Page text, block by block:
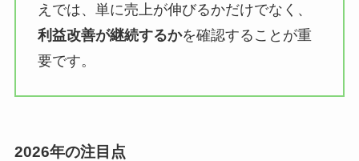
えでは、単に売上が伸びるかだけでなく、
利益改善が継続するかを確認することが重
要です。
2026年の注目点